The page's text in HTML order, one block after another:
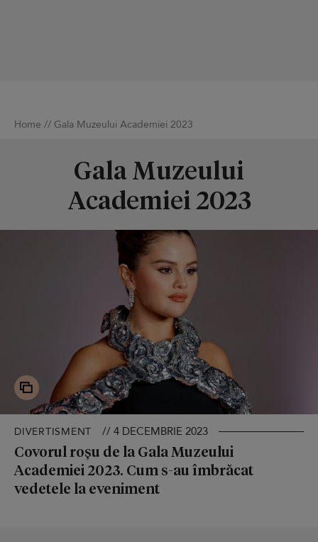
Home // Gala Muzeului Academiei 2023
Gala Muzeului
Academiei 2023
DIVERTISMENT // 4 DECEMBRIE 2023
Covorul roșu de la Gala Muzeului
Academiei 2023. Cum s-au îmbrăcat
vedetele la eveniment